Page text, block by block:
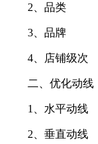
2、品类
3、品牌
4、店铺级次
二、优化动线
1、水平动线
2、垂直动线